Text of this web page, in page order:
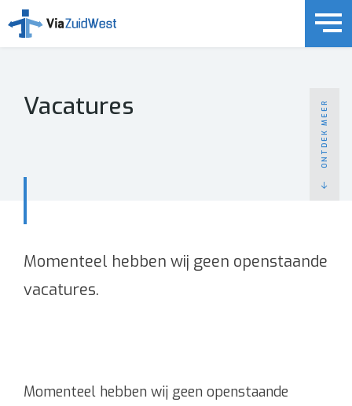
(Medische) Keuringen & Preventie (PAGO/PMO)
Team ViaZuidWest
Vacatures
Vacatures ONTDEK MEER
Momenteel hebben wij geen openstaande
vacatures.
Momenteel hebben wij geen openstaande